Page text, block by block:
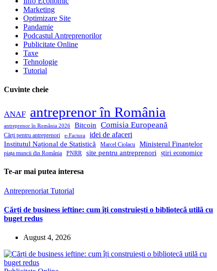
Marketing
Optimizare Site
Pandamie
Podcastul Antreprenorilor
Publicitate Online
Taxe
Tehnologie
Tutorial
Cuvinte cheie
ANAF antreprenor în România
antreprenor în România 2026 Bitcoin Comisia Europeană
Cărți pentru antreprenori e-Factura idei de afaceri
Institutul Național de Statistică Marcel Ciolacu Ministerul Finanțelor
piața muncii din România PNRR site pentru antreprenori știri economice
Te-ar mai putea interesa
Antreprenoriat Tutorial
Cărți de business ieftine: cum îți construiești o bibliotecă utilă cu
buget redus
August 4, 2026